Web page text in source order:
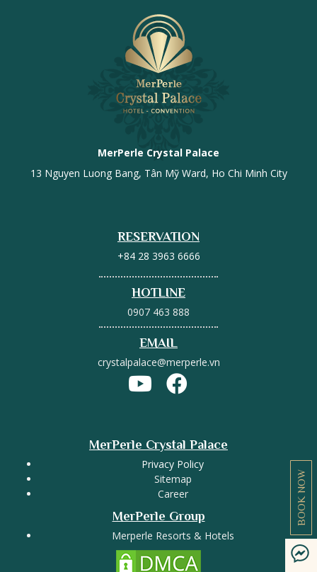
MerPerle Crystal Palace
13 Nguyen Luong Bang, Tân Mỹ Ward, Ho Chi Minh City
RESERVATION
+84 28 3963 6666
HOTLINE
0907 463 888
EMAIL
crystalpalace@merperle.vn
MerPerle Crystal Palace
Privacy Policy
Sitemap
Career
MerPerle Group
Merperle Resorts & Hotels
BOOK NOW